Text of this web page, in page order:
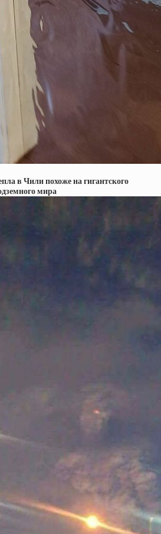
в Чили похоже на гигантского
мира